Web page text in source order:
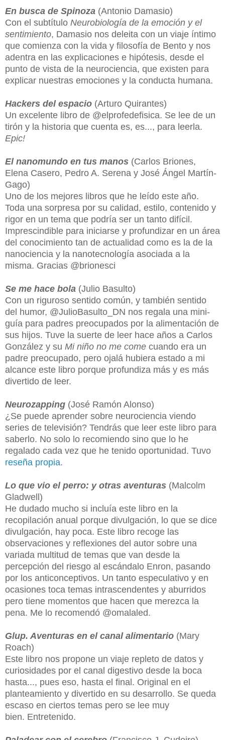
En busca de Spinoza (Antonio Damasio)
Con el subtítulo Neurobiología de la emoción y el
sentimiento, Damasio nos deleita con un viaje íntimo
que comienza con la vida y filosofía de Bento y nos
adentra en las explicaciones e hipótesis, desde el
punto de vista de la neurociencia, que existen para
explicar nuestras emociones y la conducta humana.
Hackers del espacio (Arturo Quirantes)
Un excelente libro de @elprofedefisica. Se lee de un
tirón y la historia que cuenta es, es..., para leerla.
Epic!
El nanomundo en tus manos (Carlos Briones,
Elena Casero, Pedro A. Serena y José Ángel Martín-
Gago)
Uno de los mejores libros que he leído este año.
Toda una sorpresa por su calidad, estilo, contenido y
rigor en un tema que podría ser un tanto difícil.
Imprescindible para iniciarse y profundizar en un área
del conocimiento tan de actualidad como es la de la
nanociencia y la nanotecnología asociada a la
misma. Gracias @brionesci
Se me hace bola (Julio Basulto)
Con un riguroso sentido común, y también sentido
del humor, @JulioBasulto_DN nos regala una mini-
guía para padres preocupados por la alimentación de
sus hijos. Tuve la suerte de leer hace años a Carlos
González y su Mi niño no me come cuando era un
padre preocupado, pero ojalá hubiera estado a mi
alcance este libro porque profundiza más y es más
divertido de leer.
Neurozapping (José Ramón Alonso)
¿Se puede aprender sobre neurociencia viendo
series de televisión? Tendrás que leer este libro para
saberlo. No solo lo recomiendo sino que lo he
regalado cada vez que he tenido oportunidad. Tuvo
reseña propia.
Lo que vio el perro: y otras aventuras (Malcolm
Gladwell)
He dudado mucho si incluía este libro en la
recopilación anual porque divulgación, lo que se dice
divulgación, hay poca. Este libro recoge las
observaciones y reflexiones del autor sobre una
variada multitud de temas que van desde la
percepción del riesgo al escándalo Enron, pasando
por los anticonceptivos. Un tanto especulativo y en
ocasiones toca temas intrascendentes y aburridos
pero tiene momentos que hacen que merezca la
pena. Me lo recomendó @omalaled.
Glup. Aventuras en el canal alimentario (Mary
Roach)
Este libro nos propone un viaje repleto de datos y
curiosidades por el canal digestivo desde la boca
hasta..., pues eso, hasta el final. Original en el
planteamiento y divertido en su desarrollo. Se queda
escaso en ciertos temas pero se lee muy
bien. Entretenido.